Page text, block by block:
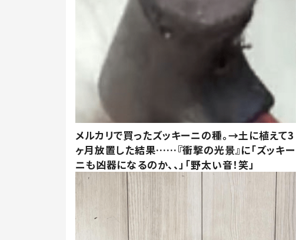
メルカリで買ったズッキーニの種。→土に植えて3
ヶ月放置した結果……『衝撃の光景』に「ズッキー
ニも凶器になるのか、、」「野太い音！笑」